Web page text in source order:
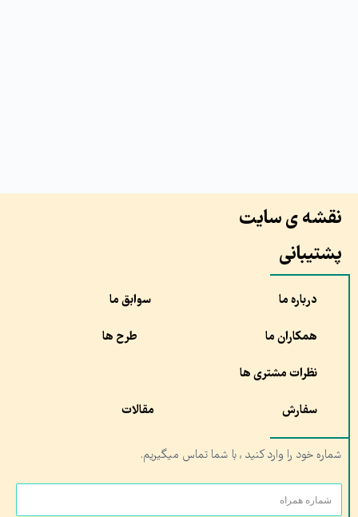
نقشه ی سایت
پشتیبانی
درباره ما سوابق ما
همکاران ما طرح ها
نظرات مشتری ها
سفارش مقالات
شماره خود را وارد کنید , با شما تماس میگیریم.